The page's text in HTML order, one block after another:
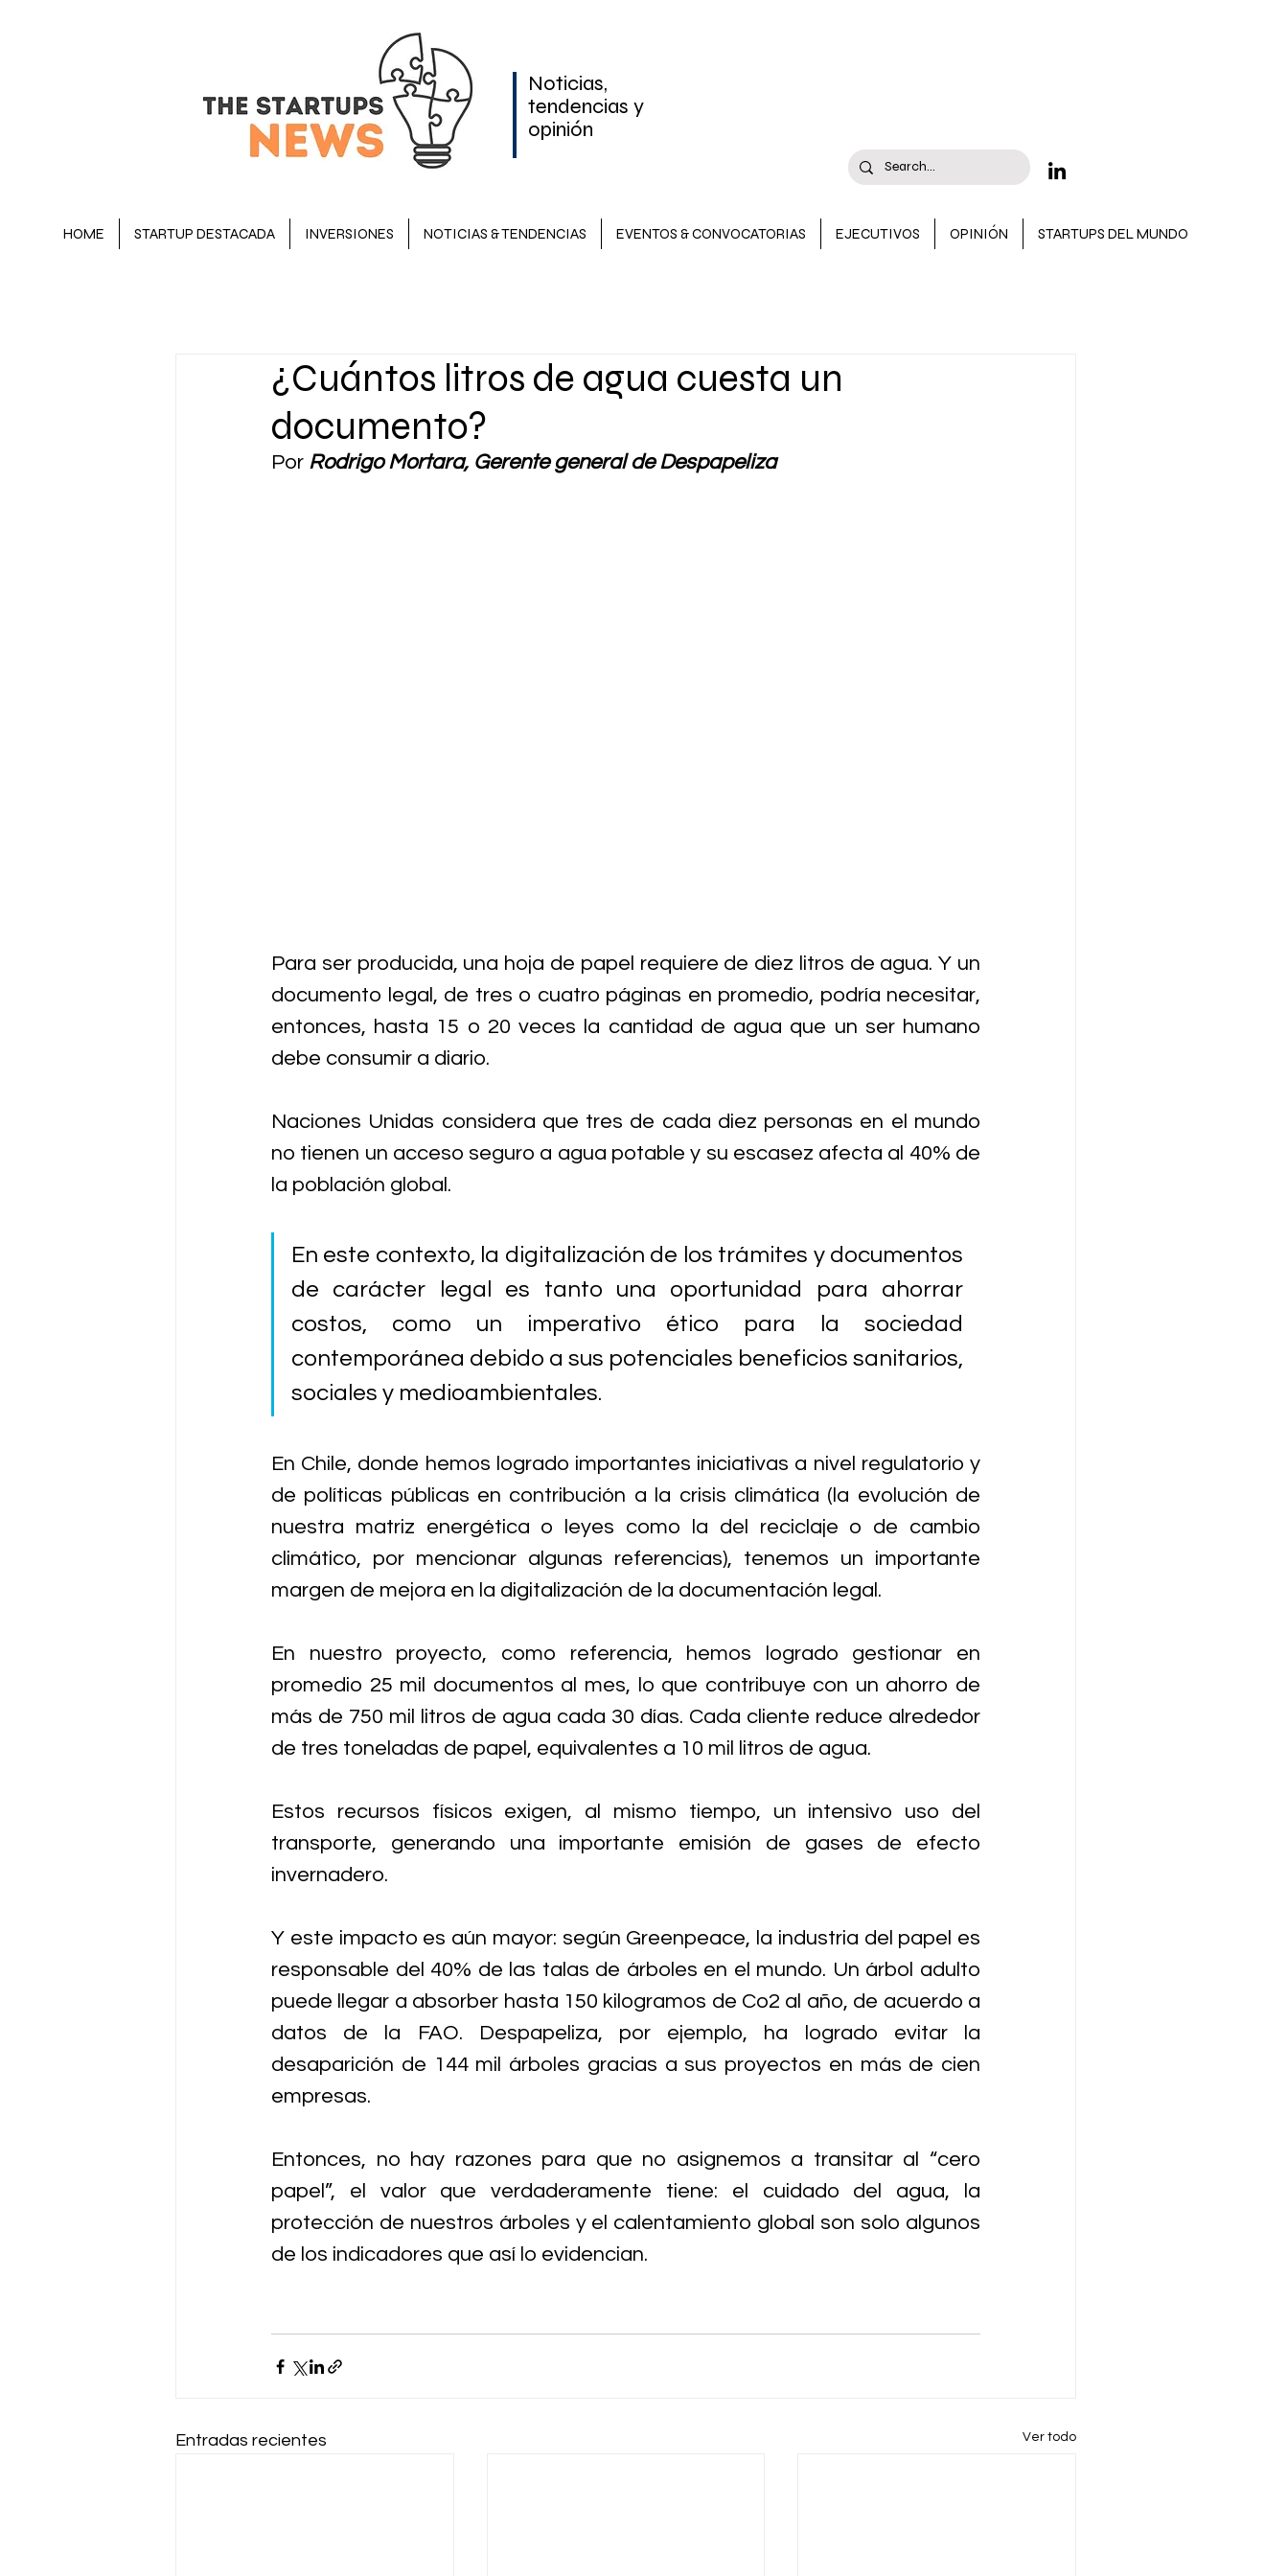
Noticias,
tendencias y
opinión
HOME STARTUP DESTACADA INVERSIONES NOTICIAS & TENDENCIAS EVENTOS & CONVOCATORIAS EJECUTIVOS OPINIÓN STARTUPS DEL MUNDO
EJECUTIVOS LATAM
¿Cuántos litros de agua cuesta un
documento?
Por Rodrigo Mortara, Gerente general de Despapeliza
Para ser producida, una hoja de papel requiere de diez litros de agua. Y un
documento legal, de tres o cuatro páginas en promedio, podría necesitar,
entonces, hasta 15 o 20 veces la cantidad de agua que un ser humano
debe consumir a diario.
Naciones Unidas considera que tres de cada diez personas en el mundo
no tienen un acceso seguro a agua potable y su escasez afecta al 40% de
la población global.
En este contexto, la digitalización de los trámites y documentos
de carácter legal es tanto una oportunidad para ahorrar
costos, como un imperativo ético para la sociedad
contemporánea debido a sus potenciales beneficios sanitarios,
sociales y medioambientales.
En Chile, donde hemos logrado importantes iniciativas a nivel regulatorio y
de políticas públicas en contribución a la crisis climática (la evolución de
nuestra matriz energética o leyes como la del reciclaje o de cambio
climático, por mencionar algunas referencias), tenemos un importante
margen de mejora en la digitalización de la documentación legal.
En nuestro proyecto, como referencia, hemos logrado gestionar en
promedio 25 mil documentos al mes, lo que contribuye con un ahorro de
más de 750 mil litros de agua cada 30 días. Cada cliente reduce alrededor
de tres toneladas de papel, equivalentes a 10 mil litros de agua.
Estos recursos físicos exigen, al mismo tiempo, un intensivo uso del
transporte, generando una importante emisión de gases de efecto
invernadero.
Y este impacto es aún mayor: según Greenpeace, la industria del papel es
responsable del 40% de las talas de árboles en el mundo. Un árbol adulto
puede llegar a absorber hasta 150 kilogramos de Co2 al año, de acuerdo a
datos de la FAO. Despapeliza, por ejemplo, ha logrado evitar la
desaparición de 144 mil árboles gracias a sus proyectos en más de cien
empresas.
Entonces, no hay razones para que no asignemos a transitar al “cero
papel”, el valor que verdaderamente tiene: el cuidado del agua, la
protección de nuestros árboles y el calentamiento global son solo algunos
de los indicadores que así lo evidencian.
Entradas recientes Ver todo